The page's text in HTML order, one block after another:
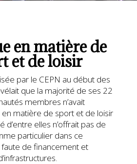
en matière de
et de loisir
par le CEPN au début des
que la majorité de ses 22
membres n’avait
matière de sport et de loisir
d’entre elles n’offrait pas de
particulier dans ce
de financement et